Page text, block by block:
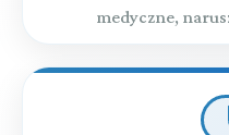
medyczne,